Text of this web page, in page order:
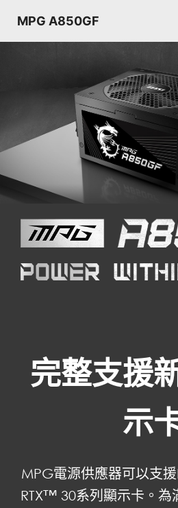
MPG A850GF
完整支援
示
MPG電源供應器可以支
RTX™ 30系列顯示卡。為